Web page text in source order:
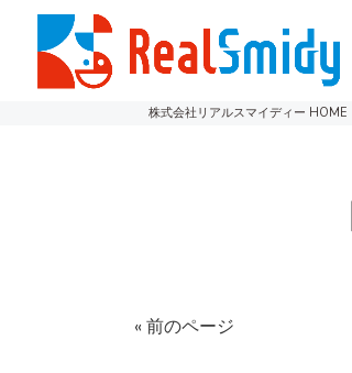
株式会社リアルスマイディー HOME
« 前のページ